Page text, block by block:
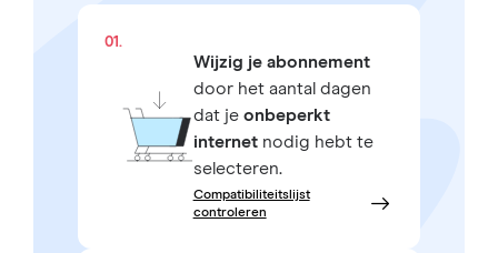
01.
Wijzig je abonnement
door het aantal dagen
dat je onbeperkt
internetnodig hebt te
selecteren.
Compatibiliteitslijst
controleren